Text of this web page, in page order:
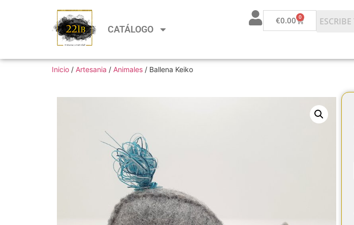
CATÁLOGO
€0.00 0
Inicio / Artesania / Animales / Ballena Keiko